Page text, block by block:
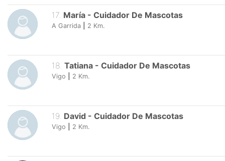
17. María - Cuidador De Mascotas
A Garrida 2 Km.
18. Tatiana - Cuidador De Mascotas
Vigo 2 Km.
19. David - Cuidador De Mascotas
Vigo 2 Km.